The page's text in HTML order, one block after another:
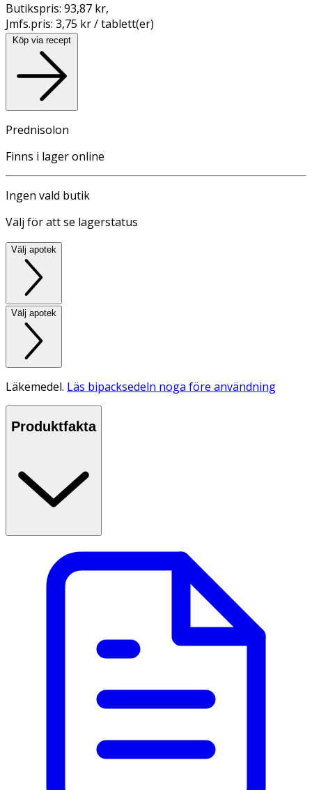
Butikspris: 93,87 kr,
Jmfs.pris: 3,75 kr / tablett(er)
Köp via recept
Prednisolon
Finns i lager online
Ingen vald butik
Välj för att se lagerstatus
Välj apotek
Välj apotek
Läkemedel. Läs bipacksedeln noga före användning
Produktfakta